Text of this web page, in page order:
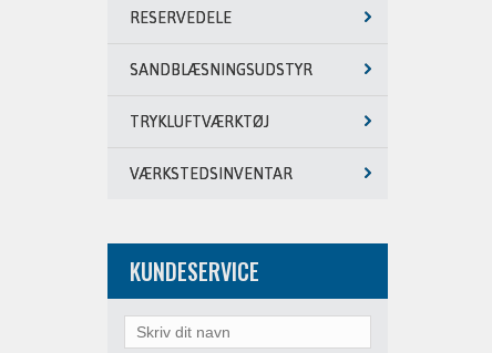
RESERVEDELE
SANDBLÆSNINGSUDSTYR
TRYKLUFTVÆRKTØJ
VÆRKSTEDSINVENTAR
KUNDESERVICE